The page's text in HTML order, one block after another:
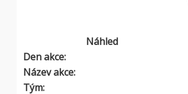
Náhled
Den akce:
Název akce:
Tým: